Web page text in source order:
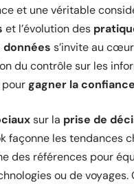
et une véritable
et l’évolution des
s’invite au
du contrôle sur les
gagner la confiance
sur la prise de
façonne les tendances
des références pour
ou de